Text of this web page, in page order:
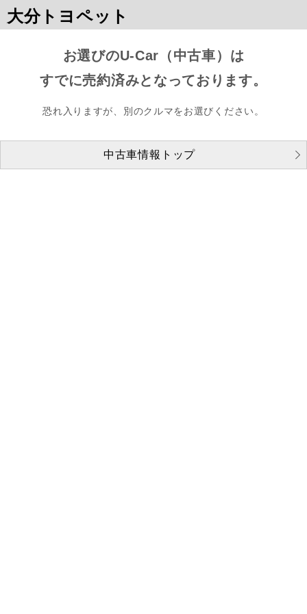
大分トヨペット
お選びのU-Car（中古車）は
すでに売約済みとなっております。
恐れ入りますが、別のクルマをお選びください。
中古車情報トップ